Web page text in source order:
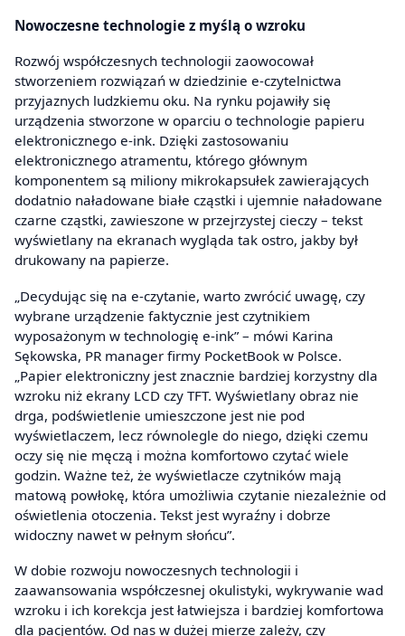
Nowoczesne technologie z myślą o wzroku
Rozwój współczesnych technologii zaowocował
stworzeniem rozwiązań w dziedzinie e-czytelnictwa
przyjaznych ludzkiemu oku. Na rynku pojawiły się
urządzenia stworzone w oparciu o technologie papieru
elektronicznego e-ink. Dzięki zastosowaniu
elektronicznego atramentu, którego głównym
komponentem są miliony mikrokapsułek zawierających
dodatnio naładowane białe cząstki i ujemnie naładowane
czarne cząstki, zawieszone w przejrzystej cieczy – tekst
wyświetlany na ekranach wygląda tak ostro, jakby był
drukowany na papierze.
„Decydując się na e-czytanie, warto zwrócić uwagę, czy
wybrane urządzenie faktycznie jest czytnikiem
wyposażonym w technologię e-ink” – mówi Karina
Sękowska, PR manager firmy PocketBook w Polsce.
„Papier elektroniczny jest znacznie bardziej korzystny dla
wzroku niż ekrany LCD czy TFT. Wyświetlany obraz nie
drga, podświetlenie umieszczone jest nie pod
wyświetlaczem, lecz równolegle do niego, dzięki czemu
oczy się nie męczą i można komfortowo czytać wiele
godzin. Ważne też, że wyświetlacze czytników mają
matową powłokę, która umożliwia czytanie niezależnie od
oświetlenia otoczenia. Tekst jest wyraźny i dobrze
widoczny nawet w pełnym słońcu”.
W dobie rozwoju nowoczesnych technologii i
zaawansowania współczesnej okulistyki, wykrywanie wad
wzroku i ich korekcja jest łatwiejsza i bardziej komfortowa
dla pacjentów. Od nas w dużej mierze zależy, czy